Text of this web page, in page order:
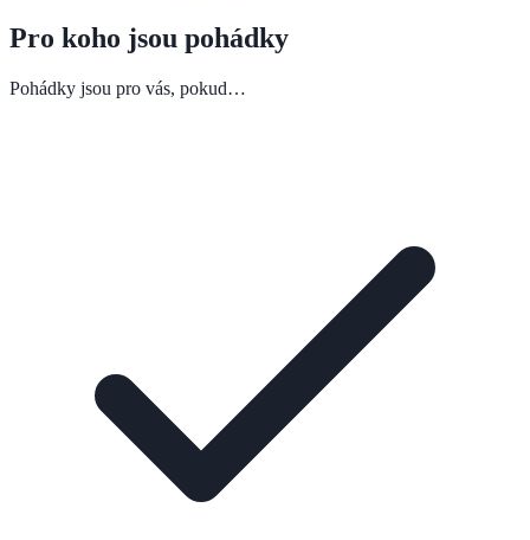
Pro koho jsou pohádky
Pohádky jsou pro vás, pokud…